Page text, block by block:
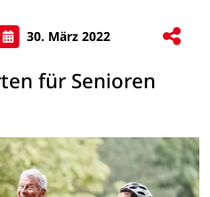
30. März 2022
für Senioren